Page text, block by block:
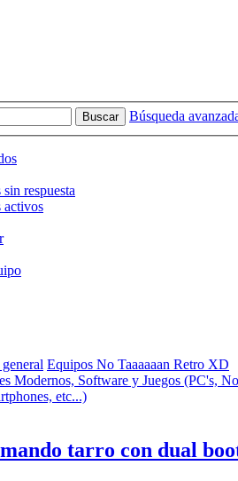
Buscar Búsqueda
sin respuesta
activos
Equipos No Taaaaaan Retro XD
Modernos, Software y Juegos (PC's,
etc...)
tarro con dual